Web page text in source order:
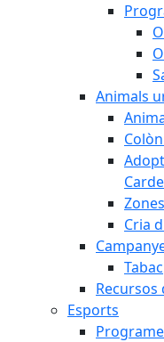
Animals
Cria
Tabac
Recursos
Esports